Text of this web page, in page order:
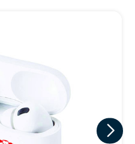
seus dados apenas para fins
suas preferências a